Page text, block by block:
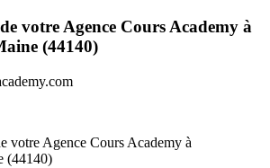
votre Agence Cours Academy à
(44140)
votre Agence Cours Academy à
(44140)